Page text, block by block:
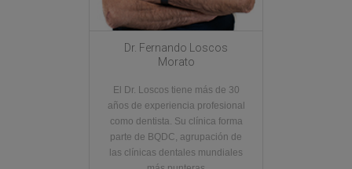
Dr. Fernando Loscos
Morato
El Dr. Loscos tiene más de 30
años de experiencia profesional
como dentista. Su clínica forma
parte de BQDC, agrupación de
las clínicas dentales mundiales